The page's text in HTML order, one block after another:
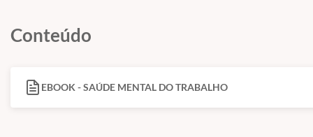
Conteúdo
EBOOK - SAÚDE MENTAL DO TRABALHO